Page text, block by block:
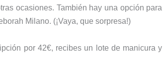
ocasiones. También hay una opción para
Milano. (¡Vaya, que sorpresa!)
por 42€, recibes un lote de manicura y